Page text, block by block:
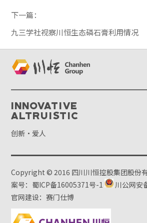
下一篇：
九三学社视察川恒生态磷石膏利用情况
Innovative
Altruistic
创新·爱人
Copyright © 2016 四川川恒控股集团股份
案号：蜀ICP备16005371号-1
川公网安
官网建设：赛门仕博